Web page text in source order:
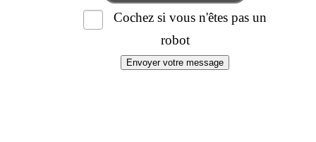
Cochez si vous n'êtes pas un
robot